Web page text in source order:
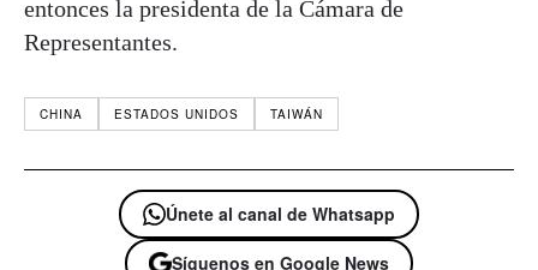
entonces la presidenta de la Cámara de
Representantes.
CHINA ESTADOS UNIDOS TAIWÁN
Únete al canal de Whatsapp
Síguenos en Google News